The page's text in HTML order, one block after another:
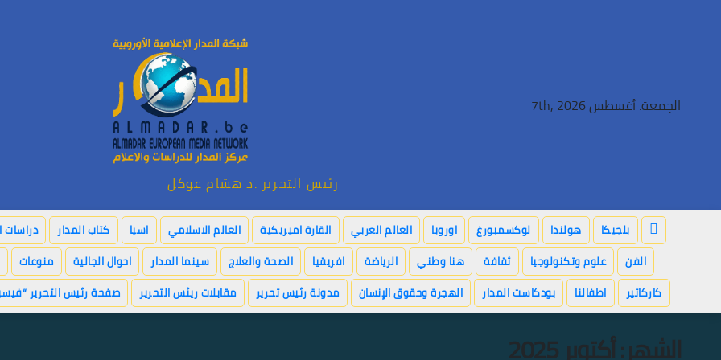
الجمعة. أغسطس 7th, 2026
رئيس التحرير .د هشام عوكل
بلجيكا هولندا لوكسمبورغ اوروبا العالم العربي القارة اميريكية العالم الاسلامي اسيا كتاب المدار دراسات
الفن
علوم وتكنولوجيا ثقافة هنا وطني الرياضة افريقيا الصحة والعلاج سينما المدار احوال الجالية منوعات
كاركاتير
اطفالنا بودكاست المدار الهجرة وحقوق الإنسان مدونة رئيس تحرير مقابلات ريئس التحرير صفحة رئيس التحرير
الشهر:أكتوبر 2025